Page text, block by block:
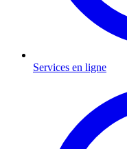
Services en ligne